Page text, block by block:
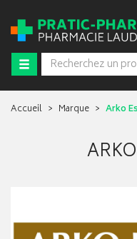
Accueil Marque Arko